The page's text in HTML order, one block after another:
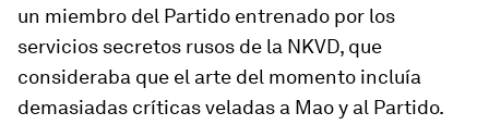
un miembro del Partido entrenado por los
servicios secretos rusos de la NKVD, que
consideraba que el arte del momento incluía
demasiadas críticas veladas a Mao y al Partido.